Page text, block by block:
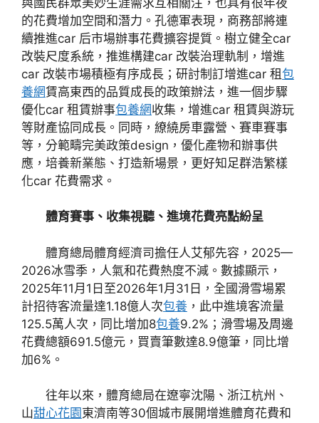
的花費增加空間和潛力。孔德軍表現，商務部將連
續推進car 后市場辦事花費擴容提質。樹立健全car
改裝尺度系統，推進構建car 改裝治理軌制，增進
car 改裝市場積極有序成長；研討制訂增進car 租包
養網賃高東西的品質成長的政策辦法，進一個步驟
優化car 租賃辦事包養網收集，增進car 租賃與游玩
等財產協同成長。同時，繚繞房車露營、賽車賽事
等，分範疇完美政策design，優化產物和辦事供
應，培養新業態、打造新場景，更好知足群浩繁樣
化car 花費需求。
體育賽事、收集視聽、進境花費亮點紛呈
體育總局體育經濟司擔任人艾郁先容，2025—
2026冰雪季，人氣和花費熱度不減。數據顯示，
2025年11月1日至2026年1月31日，全國滑雪場累
計招待客流量達1.18億人次包養 ，此中進境客流量
125.5萬人次，同比增加8包養9.2%；滑雪場及周邊
花費總額691.5億元，買賣筆數達8.9億筆，同比增
加6%。
往年以來，體育總局在遼寧沈陽、浙江杭州、
山甜心花園 東濟南等30個城市展開增進體育花費和